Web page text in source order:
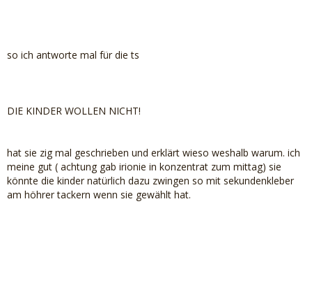
so ich antworte mal für die ts
DIE KINDER WOLLEN NICHT!
hat sie zig mal geschrieben und erklärt wieso weshalb warum. ich
meine gut ( achtung gab irionie in konzentrat zum mittag) sie
könnte die kinder natürlich dazu zwingen so mit sekundenkleber
am höhrer tackern wenn sie gewählt hat.